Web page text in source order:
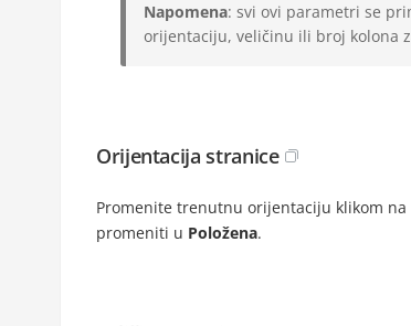
Napomena: svi ovi parametri se
orijentaciju, veličinu ili broj kolona
Orijentacija stranice
Promenite trenutnu orijentaciju klikom na
promeniti u Položena.